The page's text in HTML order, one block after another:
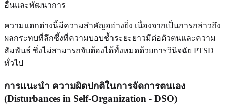
อื่นและพัฒนาการ
ความแตกต่างนี้มีความสำคัญอย่างยิ่ง เนื่องจากเป็นการกล่าวถึง
ผลกระทบที่ลึกซึ้งที่ความบอบช้ำระยะยาวมีต่อตัวตนและความ
สัมพันธ์ ซึ่งไม่สามารถจับต้องได้ทั้งหมดด้วยการวินิจฉัย PTSD
ทั่วไป
การแนะนำ ความผิดปกติในการจัดการตนเอง
(Disturbances in Self-Organization - DSO)